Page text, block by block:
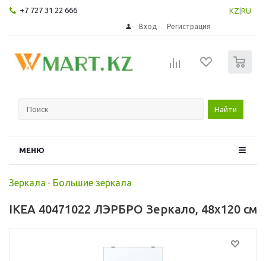
+7 727 31 22 666 KZ RU
Вход Регистрация
Найти
МЕНЮ
Зеркала - Большие зеркала
IKEA 40471022 ЛЭРБРО Зеркало, 48x120 см